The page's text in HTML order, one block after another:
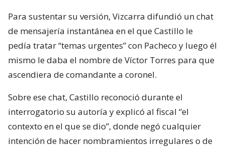
Para sustentar su versión, Vizcarra difundió un chat
de mensajería instantánea en el que Castillo le
pedía tratar “temas urgentes” con Pacheco y luego él
mismo le daba el nombre de Víctor Torres para que
ascendiera de comandante a coronel.
Sobre ese chat, Castillo reconoció durante el
interrogatorio su autoría y explicó al fiscal “el
contexto en el que se dio”, donde negó cualquier
intención de hacer nombramientos irregulares o de